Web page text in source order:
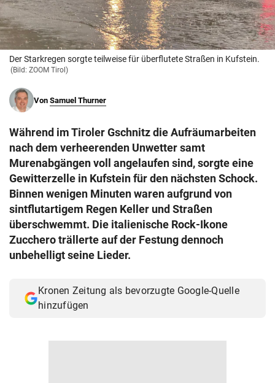
© Krone Multimedia GmbH & Co KG 2026
Muthgasse 2, 1190 Wien
Der Starkregen sorgte teilweise für überflutete Straßen in Kufstein.
(Bild: ZOOM Tirol)
Von Samuel Thurner
Während im Tiroler Gschnitz die Aufräumarbeiten
nach dem verheerenden Unwetter samt
Murenabgängen voll angelaufen sind, sorgte eine
Gewitterzelle in Kufstein für den nächsten Schock.
Binnen wenigen Minuten waren aufgrund von
sintflutartigem Regen Keller und Straßen
überschwemmt. Die italienische Rock-Ikone
Zucchero trällerte auf der Festung dennoch
unbehelligt seine Lieder.
Kronen Zeitung als bevorzugte Google-Quelle
hinzufügen